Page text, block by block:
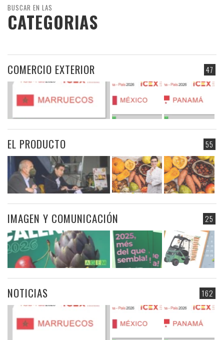
BUSCAR EN LAS
CATEGORIAS
47
COMERCIO EXTERIOR
55
EL PRODUCTO
25
IMAGEN Y COMUNICACIÓN
162
NOTICIAS